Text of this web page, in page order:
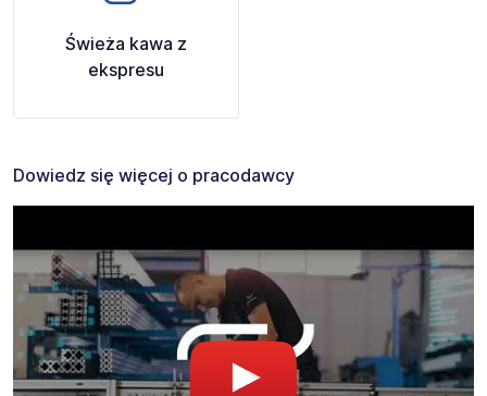
Świeża kawa z
ekspresu
Dowiedz się więcej o pracodawcy